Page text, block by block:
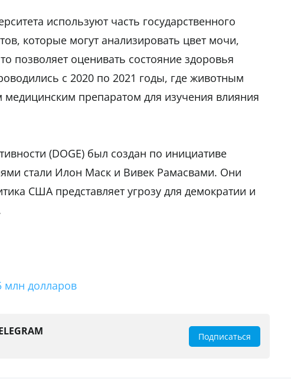
используют часть государственного
которые могут анализировать цвет мочи,
позволяет оценивать состояние здоровья
с 2020 по 2021 годы, где животным
медицинским препаратом для изучения влияния
(DOGE) был создан по инициативе
стали Илон Маск и Вивек Рамасвами. Они
США представляет угрозу для демократии и
млн долларов
Подписаться